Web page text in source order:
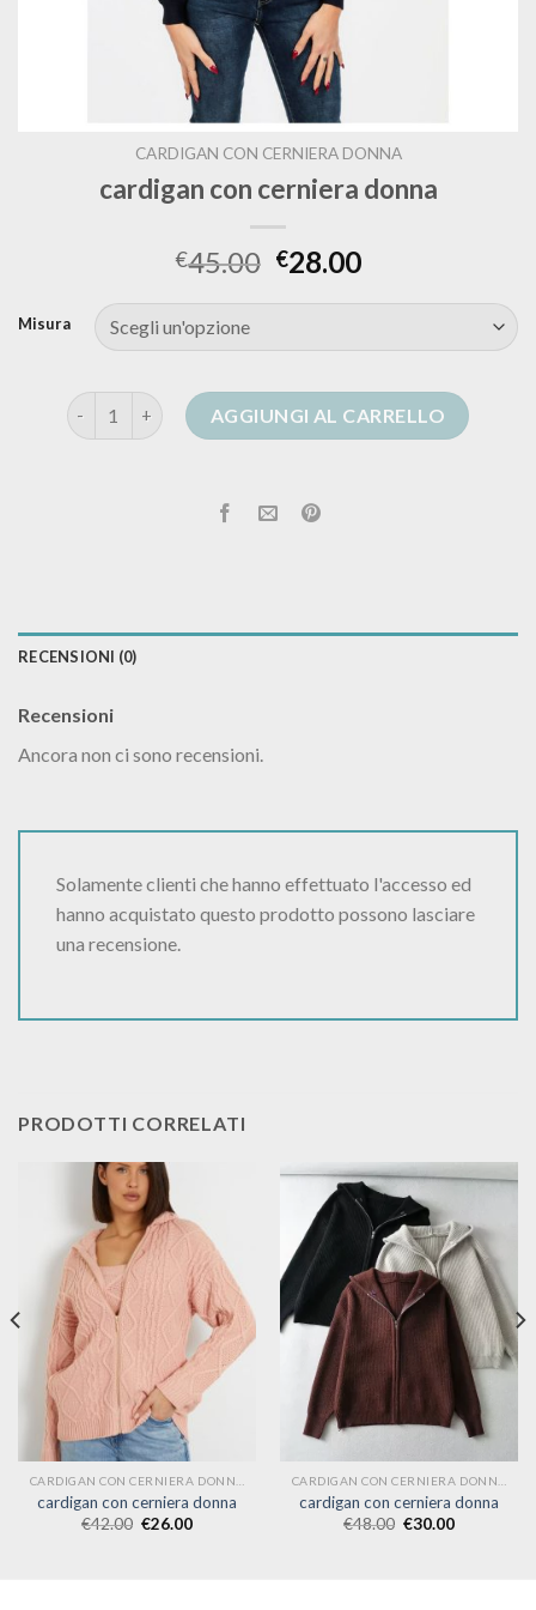
CARDIGAN CON CERNIERA DONNA
cardigan con cerniera donna
€45.00 €28.00
Misura
cardigan con cerniera donna quantità
AGGIUNGI AL CARRELLO
RECENSIONI (0)
Recensioni
Ancora non ci sono recensioni.
Solamente clienti che hanno effettuato l'accesso ed
hanno acquistato questo prodotto possono lasciare
una recensione.
PRODOTTI CORRELATI
cardigan con cerniera donna
€42.00 €26.00
cardigan con cerniera donna
€48.00 €30.00